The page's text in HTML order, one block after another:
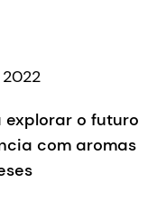
o futuro
com aromas